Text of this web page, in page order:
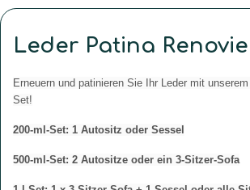
Leder Patina
Erneuern und patinieren Sie Ihr Leder mit
Set!
200-ml-Set: 1 Autositz oder Sessel
500-ml-Set: 2 Autositze oder ein 3-Sitzer-Sofa